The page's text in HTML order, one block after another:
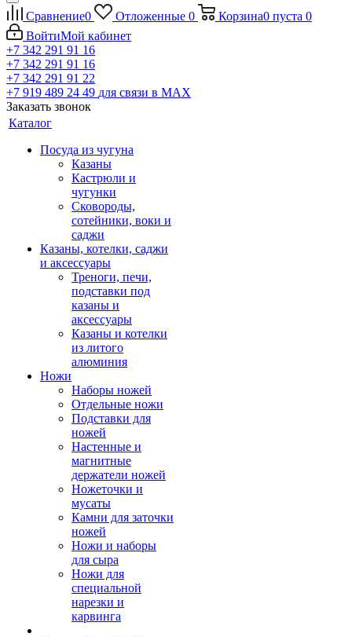
Сравнение0 Отложенные 0 Корзина0 пуста 0
ВойтиМой кабинет
+7 342 291 91 16
+7 342 291 91 16
+7 342 291 91 22
+7 919 489 24 49 для связи в МАХ
Заказать звонок
Каталог
Посуда из чугуна
Казаны
Кастрюли и
чугунки
Сковороды,
сотейники, воки и
саджи
Казаны, котелки, саджи
и аксессуары
Треноги, печи,
подставки под
казаны и
аксессуары
Казаны и котелки
из литого
алюминия
Ножи
Наборы ножей
Отдельные ножи
Подставки для
ножей
Настенные и
магнитные
держатели ножей
Ножеточки и
мусаты
Камни для заточки
ножей
Ножи и наборы
для сыра
Ножи для
специальной
нарезки и
карвинга